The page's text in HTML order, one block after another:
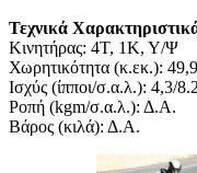
Τεχνικά
Κινητήρας: 4T, 1Κ, Υ/Ψ
Χωρητικότητα (κ.εκ.): 49,9
Ισχύς (ίπποι/σ.α.λ.): 4,3/
Ροπή (kgm/σ.α.λ.): Δ.Α.
Βάρος (κιλά): Δ.Α.